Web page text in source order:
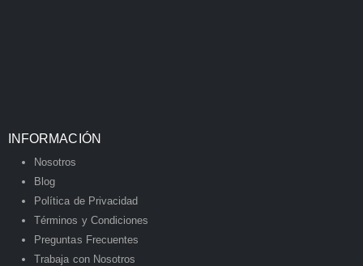
INFORMACIÓN
Nosotros
Blog
Política de Privacidad
Términos y Condiciones
Preguntas Frecuentes
Trabaja con Nosotros